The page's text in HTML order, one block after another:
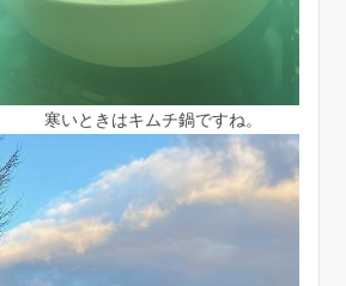
いときはキムチ鍋ですね。